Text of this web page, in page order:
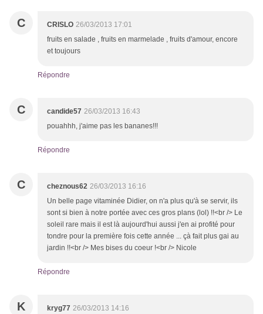
C CRISLO 26/03/2013 17:01
fruits en salade , fruits en marmelade , fruits d'amour, encore
et toujours
Répondre
C candide57 26/03/2013 16:43
pouahhh, j'aime pas les bananes!!!
Répondre
C cheznous62 26/03/2013 16:16
Un belle page vitaminée Didier, on n'a plus qu'à se servir, ils
sont si bien à notre portée avec ces gros plans (lol) !!<br /> Le
soleil rare mais il est là aujourd'hui aussi j'en ai profité pour
tondre pour la première fois cette année ... çà fait plus gai au
jardin !!<br /> Mes bises du coeur !<br /> Nicole
Répondre
K kryg77 26/03/2013 14:16